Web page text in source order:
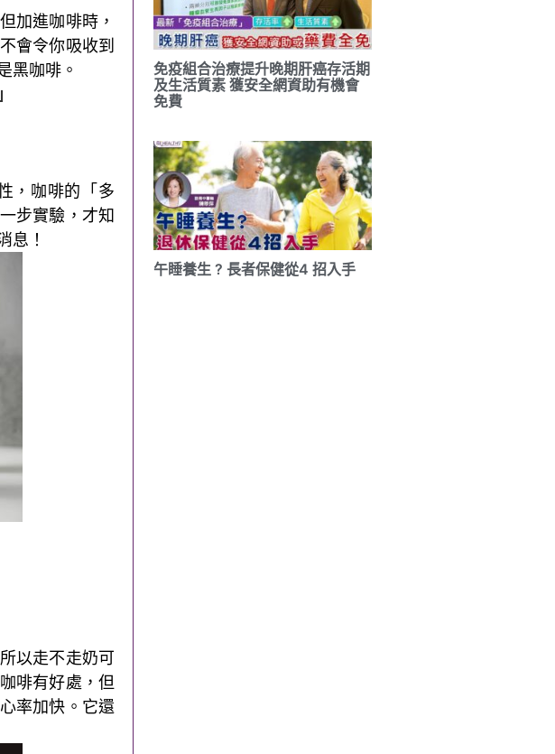
加進咖啡時，
會令你吸收到
黑咖啡。
，咖啡的「多
步實驗，才知
息！
以走不走奶可
啡有好處，但
率加快。它還
免疫組合治療提升晚期肝癌存活期
及生活質素 獲安全網資助有機會
免費
午睡養生 ? 長者保健從4 招入手